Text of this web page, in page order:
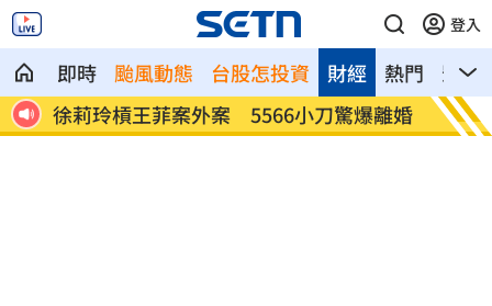
登入
即時 颱風動態 台股怎投資 熱門 影音
財經
離婚
通緝犯拒檢狂飆街頭！撞斷平交道柵欄逃
亡
中